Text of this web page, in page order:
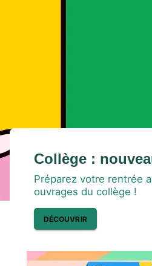
Collège :
Préparez votre rentrée
ouvrages du collège !
DÉCOUVRIR